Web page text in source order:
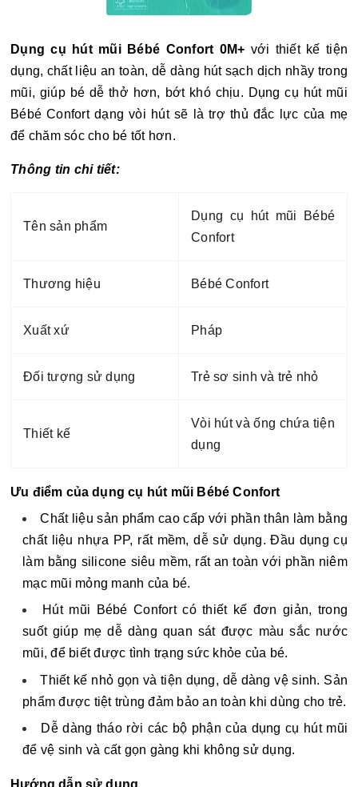
Dụng cụ hút mũi Bébé Confort 0M+ với thiết kế tiện
dụng, chất liệu an toàn, dễ dàng hút sạch dịch nhầy trong
mũi, giúp bé dễ thở hơn, bớt khó chịu. Dụng cụ hút mũi
Bébé Confort dạng vòi hút sẽ là trợ thủ đắc lực của mẹ
để chăm sóc cho bé tốt hơn.
Thông tin chi tiết:
Tên sản phẩm
Dụng cụ hút mũi Bébé
Confort
Thương hiệu Bébé Confort
Xuất xứ Pháp
Đối tượng sử dụng Trẻ sơ sinh và trẻ nhỏ
Thiết kế
Vòi hút và ống chứa tiện
dụng
Ưu điểm của dụng cụ hút mũi Bébé Confort
Chất liệu sản phẩm cao cấp với phần thân làm bằng
chất liệu nhựa PP, rất mềm, dễ sử dụng. Đầu dụng cụ
làm bằng silicone siêu mềm, rất an toàn với phần niêm
mạc mũi mỏng manh của bé.
Hút mũi Bébé Confort có thiết kế đơn giản, trong
suốt giúp mẹ dễ dàng quan sát được màu sắc nước
mũi, để biết được tình trạng sức khỏe của bé.
Thiết kế nhỏ gọn và tiện dụng, dễ dàng vệ sinh. Sản
phẩm được tiệt trùng đảm bảo an toàn khi dùng cho trẻ.
Dễ dàng tháo rời các bộ phận của dụng cụ hút mũi
để vệ sinh và cất gọn gàng khi không sử dụng.